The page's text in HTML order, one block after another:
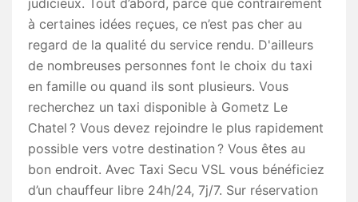
judicieux. Tout d’abord, parce que contrairement
à certaines idées reçues, ce n’est pas cher au
regard de la qualité du service rendu. D'ailleurs
de nombreuses personnes font le choix du taxi
en famille ou quand ils sont plusieurs. Vous
recherchez un taxi disponible à Gometz Le
Chatel ? Vous devez rejoindre le plus rapidement
possible vers votre destination ? Vous êtes au
bon endroit. Avec Taxi Secu VSL vous bénéficiez
d’un chauffeur libre 24h/24, 7j/7. Sur réservation